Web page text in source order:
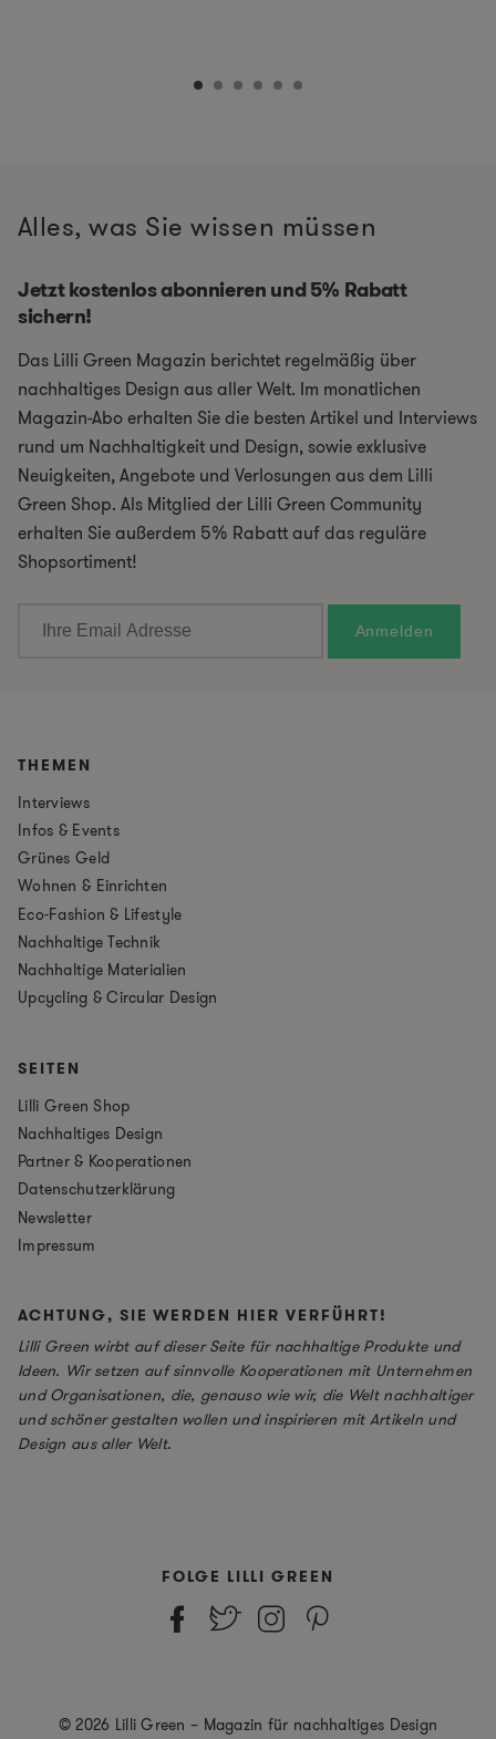
Alles, was Sie wissen müssen
Jetzt kostenlos abonnieren und 5% Rabatt
sichern!
Das Lilli Green Magazin berichtet regelmäßig über
nachhaltiges Design aus aller Welt. Im monatlichen
Magazin-Abo erhalten Sie die besten Artikel und Interviews
rund um Nachhaltigkeit und Design, sowie exklusive
Neuigkeiten, Angebote und Verlosungen aus dem Lilli
Green Shop. Als Mitglied der Lilli Green Community
erhalten Sie außerdem 5% Rabatt auf das reguläre
Shopsortiment!
THEMEN
Interviews
Infos & Events
Grünes Geld
Wohnen & Einrichten
Eco-Fashion & Lifestyle
Nachhaltige Technik
Nachhaltige Materialien
Upcycling & Circular Design
SEITEN
Lilli Green Shop
Nachhaltiges Design
Partner & Kooperationen
Datenschutzerklärung
Newsletter
Impressum
ACHTUNG, SIE WERDEN HIER VERFÜHRT!
Lilli Green wirbt auf dieser Seite für nachhaltige Produkte und
Ideen. Wir setzen auf sinnvolle Kooperationen mit Unternehmen
und Organisationen, die, genauso wie wir, die Welt nachhaltiger
und schöner gestalten wollen und inspirieren mit Artikeln und
Design aus aller Welt.
FOLGE LILLI GREEN
© 2026 Lilli Green – Magazin für nachhaltiges Design